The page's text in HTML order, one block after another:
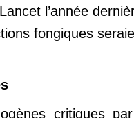
l’année
fongiques
critiques